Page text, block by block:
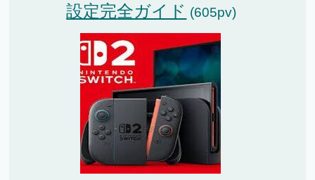
設定完全ガイド (605pv)